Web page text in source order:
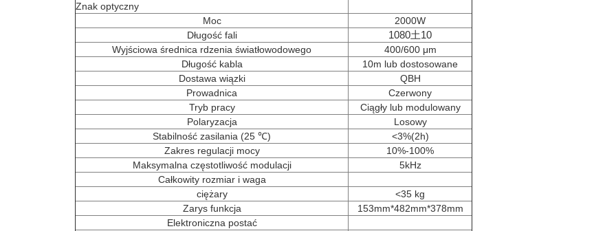
Znak optyczny
Moc
2000W
Długość fali
1080土10
Wyjściowa średnica rdzenia światłowodowego
400/600 μm
Długość kabla
10m lub dostosowane
Dostawa wiązki
QBH
Prowadnica
Czerwony
Tryb pracy
Ciągły lub modulowany
Polaryzacja
Losowy
Stabilność zasilania (25 ℃)
<3%(2h)
Zakres regulacji mocy
10%-100%
Maksymalna częstotliwość modulacji
5kHz
Całkowity rozmiar i waga
ciężary
<35 kg
Zarys funkcja
153mm*482mm*378mm
Elektroniczna postać